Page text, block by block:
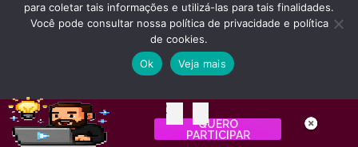
02
Dias
21
Horas
QUERO
PARTICIPAR
para coletar tais informações e utilizá-las para tais finalidades.
Você pode consultar nossa política de privacidade e política
de cookies.
Ok
Veja mais